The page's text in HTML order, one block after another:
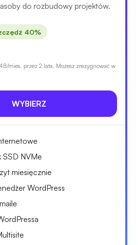
do rozbudowy projektów.
40%
/mies. przez 2 lata. Możesz zrezygnować w
WYBIERZ
SSD NVMe
miesięcznie
WordPress